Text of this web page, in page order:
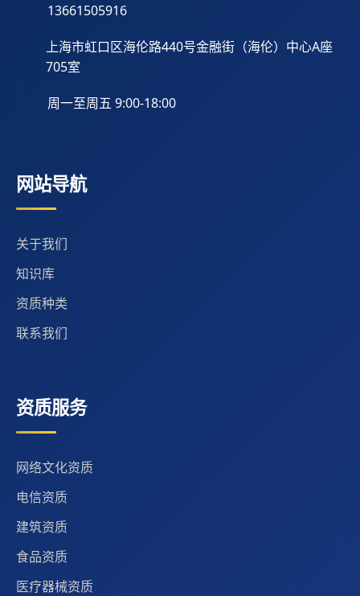
13661505916
上海市虹口区海伦路440号金融街（海伦）中心A座
705室
周一至周五 9:00-18:00
网站导航
关于我们
知识库
资质种类
联系我们
资质服务
网络文化资质
电信资质
建筑资质
食品资质
医疗器械资质